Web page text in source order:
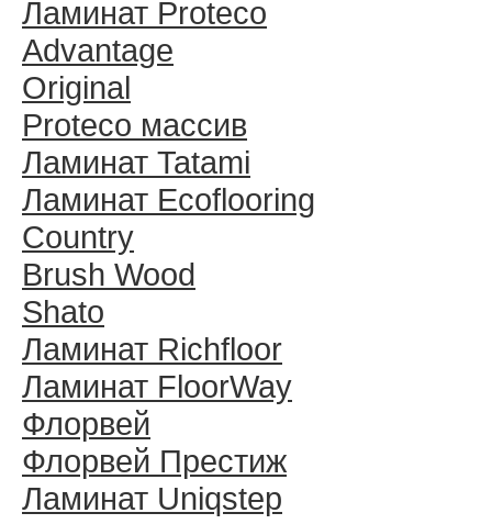
Ламинат Proteco
Advantage
Original
Proteco массив
Ламинат Tatami
Ламинат Ecoflooring
Country
Brush Wood
Shato
Ламинат Richfloor
Ламинат FloorWay
Флорвей
Флорвей Престиж
Ламинат Uniqstep